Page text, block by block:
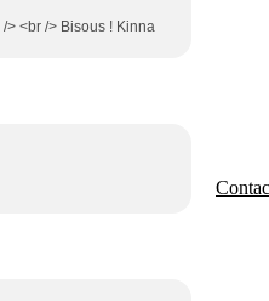
> <br /> Bisous ! Kinna